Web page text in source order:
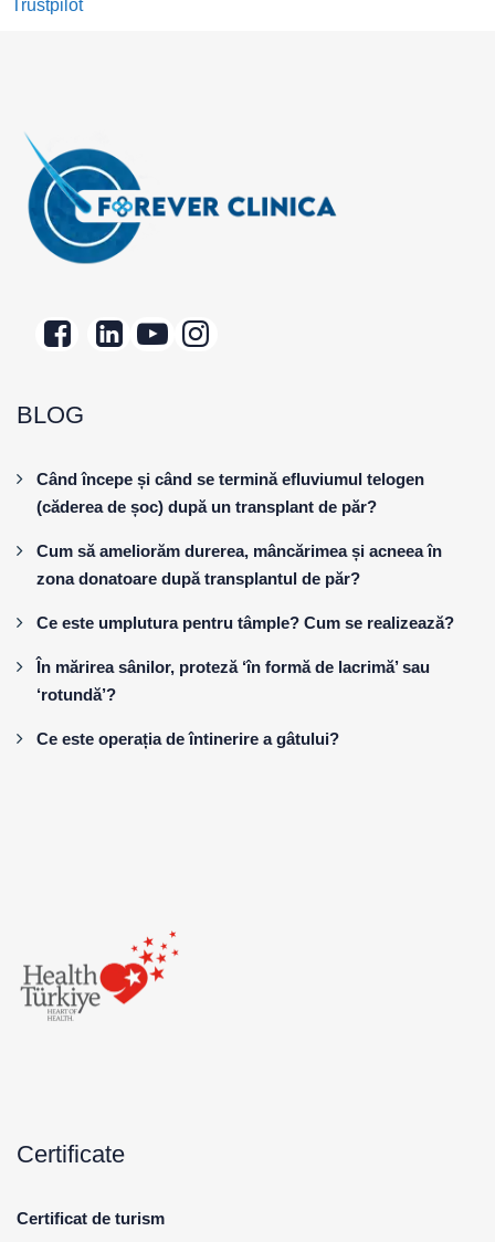
Trustpilot
BLOG
Când începe și când se termină efluviumul telogen
(căderea de șoc) după un transplant de păr?
Cum să ameliorăm durerea, mâncărimea și acneea în
zona donatoare după transplantul de păr?
Ce este umplutura pentru tâmple? Cum se realizează?
În mărirea sânilor, proteză ‘în formă de lacrimă’ sau
‘rotundă’?
Ce este operația de întinerire a gâtului?
Certificate
Certificat de turism